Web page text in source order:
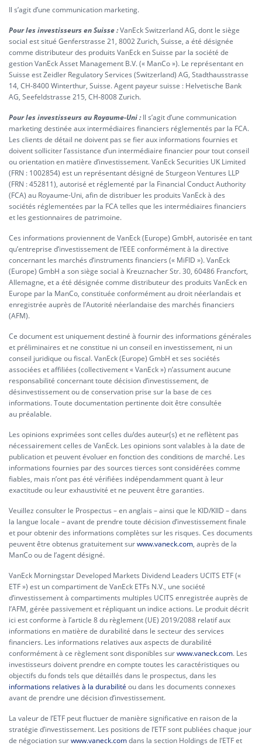
Il s’agit d’une communication marketing.
Pour les investisseurs en Suisse :VanEck Switzerland AG, dont le siège
social est situé Genferstrasse 21, 8002 Zurich, Suisse, a été désignée
comme distributeur des produits VanEck en Suisse par la société de
gestion VanEck Asset Management B.V. (« ManCo »). Le représentant en
Suisse est Zeidler Regulatory Services (Switzerland) AG, Stadthausstrasse
14, CH-8400 Winterthur, Suisse. Agent payeur suisse : Helvetische Bank
AG, Seefeldstrasse 215, CH-8008 Zurich.
Pour les investisseurs au Royaume-Uni :Il s’agit d’une communication
marketing destinée aux intermédiaires financiers réglementés par la FCA.
Les clients de détail ne doivent pas se fier aux informations fournies et
doivent solliciter l’assistance d’un intermédiaire financier pour tout conseil
ou orientation en matière d’investissement. VanEck Securities UK Limited
(FRN : 1002854) est un représentant désigné de Sturgeon Ventures LLP
(FRN : 452811), autorisé et réglementé par la Financial Conduct Authority
(FCA) au Royaume-Uni, afin de distribuer les produits VanEck à des
sociétés réglementées par la FCA telles que les intermédiaires financiers
et les gestionnaires de patrimoine.
Ces informations proviennent de VanEck (Europe) GmbH, autorisée en tant
qu’entreprise d’investissement de l’EEE conformément à la directive
concernant les marchés d’instruments financiers (« MiFID »). VanEck
(Europe) GmbH a son siège social à Kreuznacher Str. 30, 60486 Francfort,
Allemagne, et a été désignée comme distributeur des produits VanEck en
Europe par la ManCo, constituée conformément au droit néerlandais et
enregistrée auprès de l’Autorité néerlandaise des marchés financiers
(AFM).
Ce document est uniquement destiné à fournir des informations générales
et préliminaires et ne constitue ni un conseil en investissement, ni un
conseil juridique ou fiscal. VanEck (Europe) GmbH et ses sociétés
associées et affiliées (collectivement « VanEck ») n’assument aucune
responsabilité concernant toute décision d’investissement, de
désinvestissement ou de conservation prise sur la base de ces
informations. Toute documentation pertinente doit être consultée
au préalable.
Les opinions exprimées sont celles du/des auteur(s) et ne reflètent pas
nécessairement celles de VanEck. Les opinions sont valables à la date de
publication et peuvent évoluer en fonction des conditions de marché. Les
informations fournies par des sources tierces sont considérées comme
fiables, mais n’ont pas été vérifiées indépendamment quant à leur
exactitude ou leur exhaustivité et ne peuvent être garanties.
Veuillez consulter le Prospectus – en anglais – ainsi que le KID/KIID – dans
la langue locale – avant de prendre toute décision d’investissement finale
et pour obtenir des informations complètes sur les risques. Ces documents
peuvent être obtenus gratuitement surwww.vaneck.com, auprès de la
ManCo ou de l’agent désigné.
VanEck Morningstar Developed Markets Dividend Leaders UCITS ETF («
ETF ») est un compartiment de VanEck ETFs N.V., une société
d’investissement à compartiments multiples UCITS enregistrée auprès de
l’AFM, gérée passivement et répliquant un indice actions. Le produit décrit
ici est conforme à l’article 8 du règlement (UE) 2019/2088 relatif aux
informations en matière de durabilité dans le secteur des services
financiers. Les informations relatives aux aspects de durabilité
conformément à ce règlement sont disponibles surwww.vaneck.com. Les
investisseurs doivent prendre en compte toutes les caractéristiques ou
objectifs du fonds tels que détaillés dans le prospectus, dans les
informations relatives à la durabilité ou dans les documents connexes
avant de prendre une décision d’investissement.
La valeur de l’ETF peut fluctuer de manière significative en raison de la
stratégie d’investissement. Les positions de l’ETF sont publiées chaque jour
de négociation surwww.vaneck.comdans la section Holdings de l’ETF et